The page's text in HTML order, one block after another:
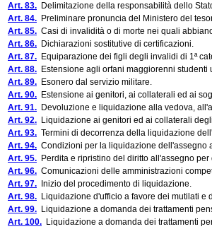
Art. 83. Delimitazione della responsabilità dello
Art. 84. Preliminare pronuncia del Ministero del
Art. 85. Casi di invalidità o di morte nei quali
Art. 86. Dichiarazioni sostitutive di certificazioni.
Art. 87. Equiparazione dei figli degli invalidi di 1ª
Art. 88. Estensione agli orfani maggiorenni
Art. 89. Esonero dal servizio militare.
Art. 90. Estensione ai genitori, ai collaterali ed ai
Art. 91. Devoluzione e liquidazione alla vedova,
Art. 92. Liquidazione ai genitori ed ai collaterali
Art. 93. Termini di decorrenza della liquidazione
Art. 94. Condizioni per la liquidazione dell'assegno
Art. 95. Perdita e ripristino del diritto all'assegno
Art. 96. Comunicazioni delle amministrazioni
Art. 97. Inizio del procedimento di liquidazione.
Art. 98. Liquidazione d'ufficio a favore dei mutilati e
Art. 99. Liquidazione a domanda dei trattamenti
Art. 100. Liquidazione a domanda dei trattamenti